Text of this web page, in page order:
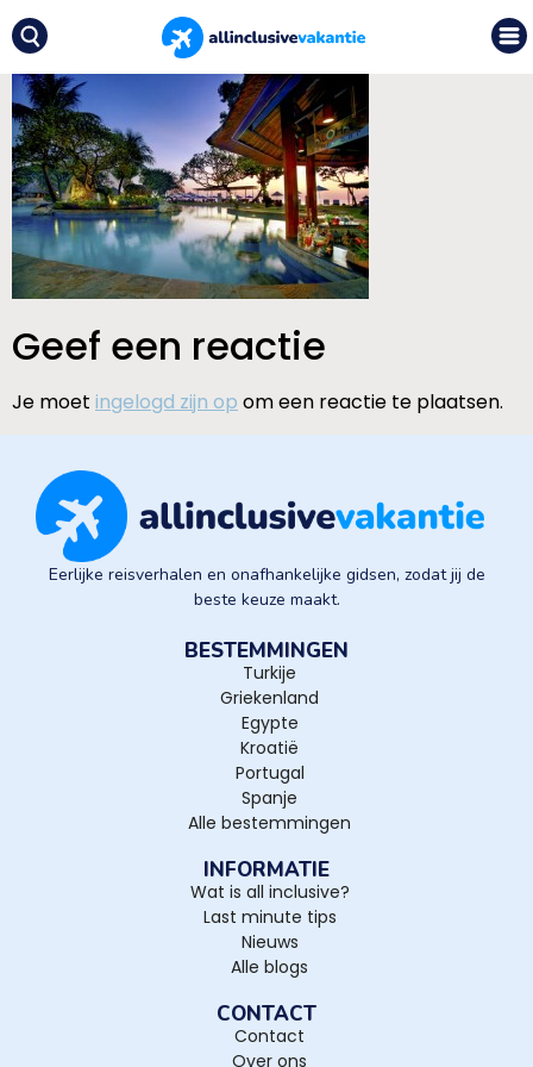
Geef een reactie
Je moet ingelogd zijn op om een reactie te plaatsen.
Eerlijke reisverhalen en onafhankelijke gidsen, zodat jij de
beste keuze maakt.
BESTEMMINGEN
Turkije
Griekenland
Egypte
Kroatië
Portugal
Spanje
Alle bestemmingen
INFORMATIE
Wat is all inclusive?
Last minute tips
Nieuws
Alle blogs
CONTACT
Contact
Over ons